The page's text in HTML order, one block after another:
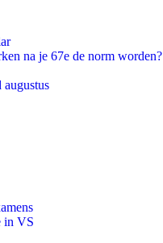
na je 67e de norm worden?
in VS